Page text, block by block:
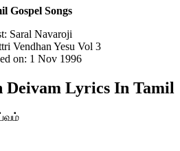
Gospel Songs
Saral Navaroji
Vendhan Yesu Vol 3
on: 1 Nov 1996
Lyrics In Tamil